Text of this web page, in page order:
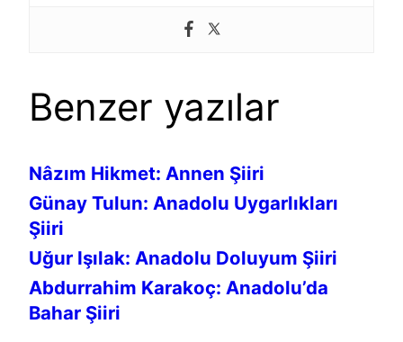
Benzer yazılar
Nâzım Hikmet: Annen Şiiri
Günay Tulun: Anadolu Uygarlıkları
Şiiri
Uğur Işılak: Anadolu Doluyum Şiiri
Abdurrahim Karakoç: Anadolu’da
Bahar Şiiri